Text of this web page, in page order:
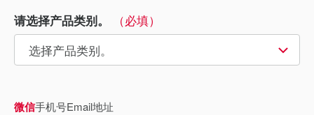
请选择产品类别。 （必填）
微信手机号Email地址